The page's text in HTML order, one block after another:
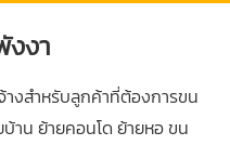
งงา
างสำหรับลูกค้าที่ต้องการขน
าน ย้ายคอนโด ย้ายหอ ขน